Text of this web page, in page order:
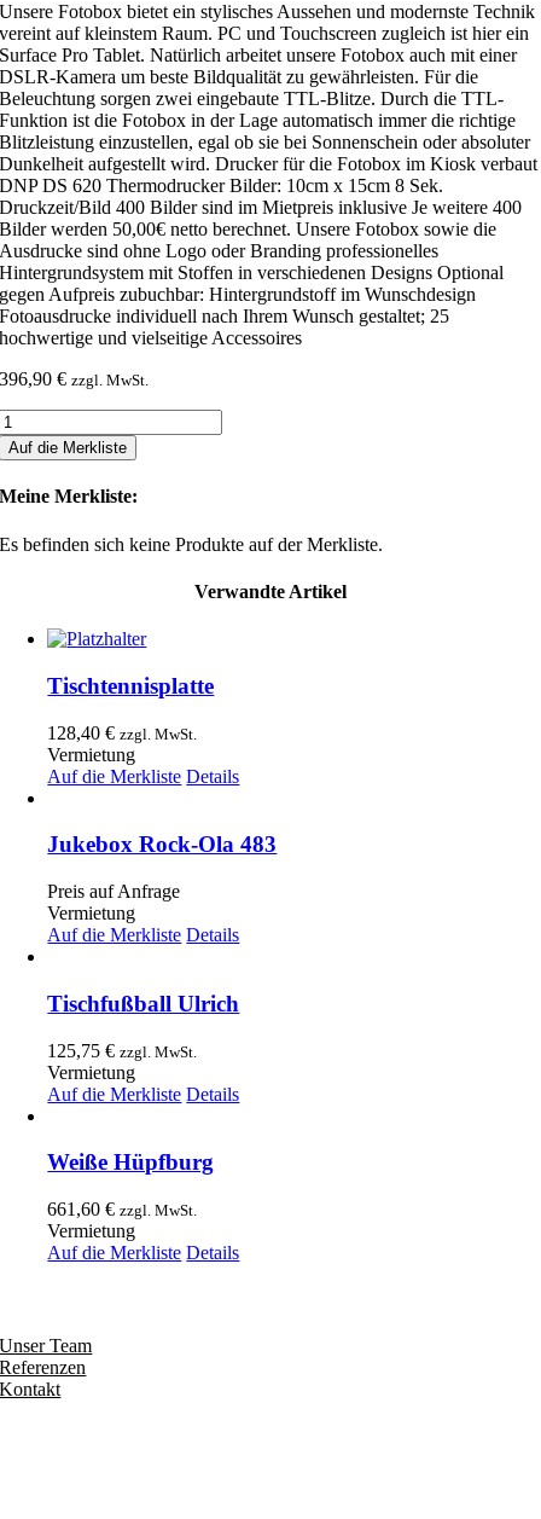
Unsere Fotobox bietet ein stylisches Aussehen und modernste Technik
vereint auf kleinstem Raum. PC und Touchscreen zugleich ist hier ein
Surface Pro Tablet. Natürlich arbeitet unsere Fotobox auch mit einer
DSLR-Kamera um beste Bildqualität zu gewährleisten. Für die
Beleuchtung sorgen zwei eingebaute TTL-Blitze. Durch die TTL-
Funktion ist die Fotobox in der Lage automatisch immer die richtige
Blitzleistung einzustellen, egal ob sie bei Sonnenschein oder absoluter
Dunkelheit aufgestellt wird. Drucker für die Fotobox im Kiosk verbaut
DNP DS 620 Thermodrucker Bilder: 10cm x 15cm 8 Sek.
Druckzeit/Bild 400 Bilder sind im Mietpreis inklusive Je weitere 400
Bilder werden 50,00€ netto berechnet. Unsere Fotobox sowie die
Ausdrucke sind ohne Logo oder Branding professionelles
Hintergrundsystem mit Stoffen in verschiedenen Designs Optional
gegen Aufpreis zubuchbar: Hintergrundstoff im Wunschdesign
Fotoausdrucke individuell nach Ihrem Wunsch gestaltet; 25
hochwertige und vielseitige Accessoires
396,90€ zzgl. MwSt.
Auf die Merkliste
Meine Merkliste:
Es befinden sich keine Produkte auf der Merkliste.
Verwandte Artikel
Tischtennisplatte
128,40€ zzgl. MwSt.
Vermietung
Auf die Merkliste Details
Jukebox Rock-Ola 483
Preis auf Anfrage
Vermietung
Auf die Merkliste Details
Tischfußball Ulrich
125,75€ zzgl. MwSt.
Vermietung
Auf die Merkliste Details
Weiße Hüpfburg
661,60€ zzgl. MwSt.
Vermietung
Auf die Merkliste Details
Unser Team
Referenzen
Kontakt